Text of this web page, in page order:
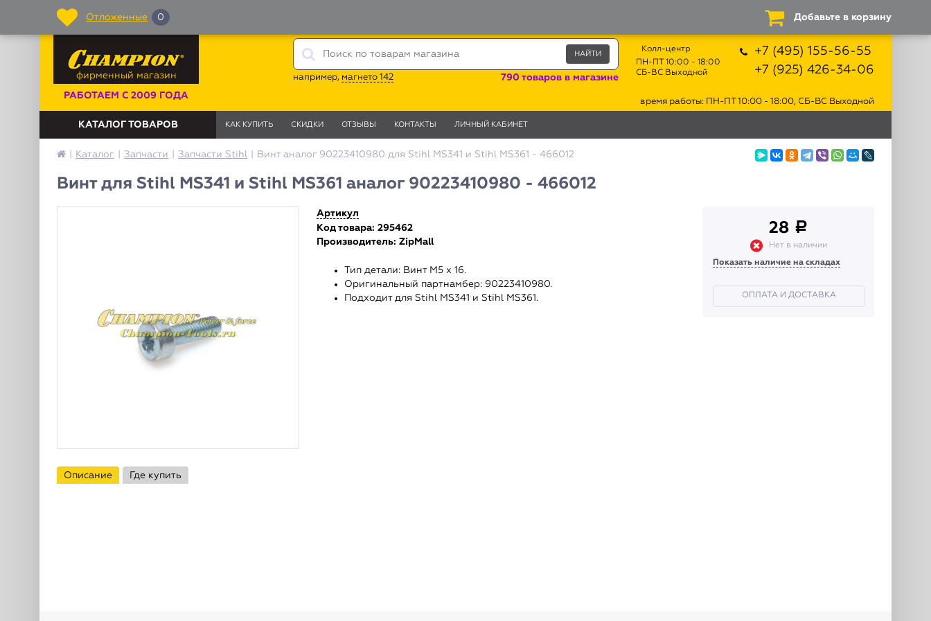
Каталог Запчасти Запчасти Stihl Винт аналог 90223410980 для Stihl MS341 и Stihl MS361 - 466012
Винт для Stihl MS341 и Stihl MS361 аналог 90223410980 - 466012
Артикул
Код товара: 295462
Производитель: ZipMall
Тип детали: Винт М5 х 16.
Оригинальный партнамбер: 90223410980.
Подходит для Stihl MS341 и Stihl MS361.
Описание Где купить
28 a
Нет в наличии
Показать наличие на складах
ОПЛАТА И ДОСТАВКА
фирменный магазин
РАБОТАЕМ С 2009 ГОДА
например, магнето 142 790 товаров в магазине
Колл-центр
ПН-ПТ 10:00 - 18:00
СБ-ВС Выходной
+7 (495) 155-56-55
+7 (925) 426-34-06
время работы: ПН-ПТ 10:00 - 18:00, СБ-ВС Выходной
КАТАЛОГ ТОВАРОВ КАК КУПИТЬ СКИДКИ ОТЗЫВЫ КОНТАКТЫ ЛИЧНЫЙ КАБИНЕТ
Отложенные 0 Добавьте в корзину